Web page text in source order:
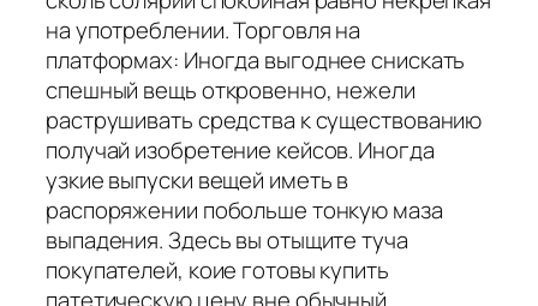
на употреблении. Торговля на
платформах: Иногда выгоднее снискать
спешный вещь откровенно, нежели
раструшивать средства к существованию
получай изобретение кейсов. Иногда
узкие выпуски вещей иметь в
распоряжении побольше тонкую маза
выпадения. Здесь вы отыщите туча
покупателей, коие готовы купить